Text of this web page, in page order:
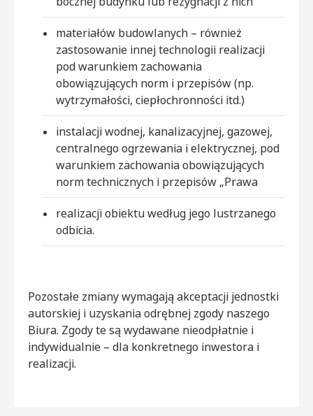
materiałów budowlanych – również
zastosowanie innej technologii realizacji
pod warunkiem zachowania
obowiązujących norm i przepisów (np.
wytrzymałości, ciepłochronności itd.)
instalacji wodnej, kanalizacyjnej, gazowej,
centralnego ogrzewania i elektrycznej, pod
warunkiem zachowania obowiązujących
norm technicznych i przepisów „Prawa
realizacji obiektu według jego lustrzanego
odbicia.
Pozostałe zmiany wymagają akceptacji jednostki
autorskiej i uzyskania odrębnej zgody naszego
Biura. Zgody te są wydawane nieodpłatnie i
indywidualnie – dla konkretnego inwestora i
realizacji.